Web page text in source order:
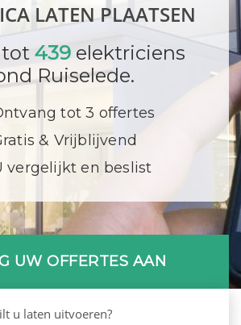
LATEN PLAATSEN
tot 439 elektriciens
Ruiselede.
tot 3 offertes
& Vrijblijvend
vergelijkt en beslist
UW OFFERTES AAN
u laten uitvoeren?